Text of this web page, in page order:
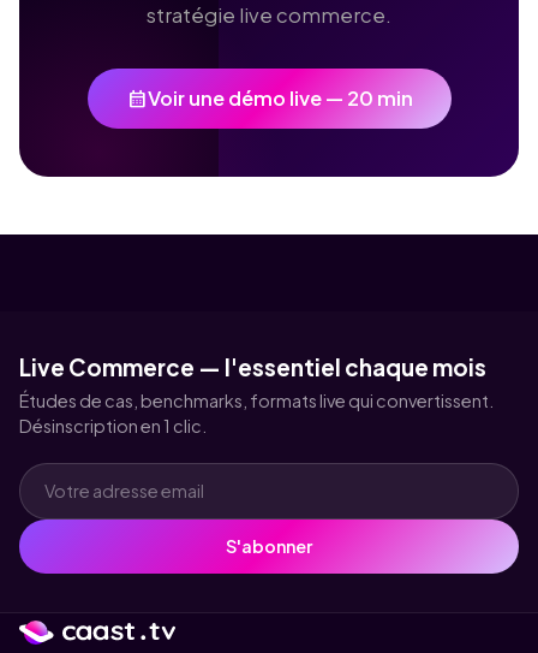
stratégie live commerce.
calendar_monthVoir une démo live — 20 min
Live Commerce — l'essentiel chaque mois
Études de cas, benchmarks, formats live qui convertissent.
Désinscription en 1 clic.
S'abonner